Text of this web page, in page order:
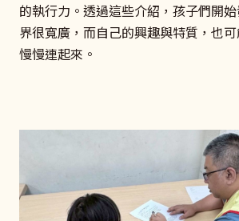
的執行力。透過這些介紹，孩子們開
界很寬廣，而自己的興趣與特質，也
慢慢連起來。